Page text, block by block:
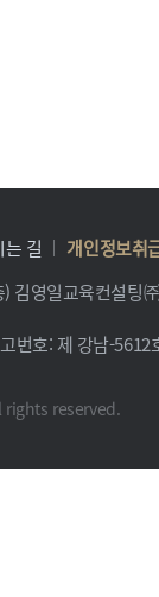
는 길
개인정보취
김영일교육컨설팅
번호: 제 강남-
rights reserved.